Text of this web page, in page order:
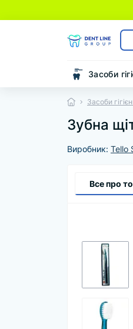
Засоби
Засоби
Зубна
Виробник: Tello
Все про